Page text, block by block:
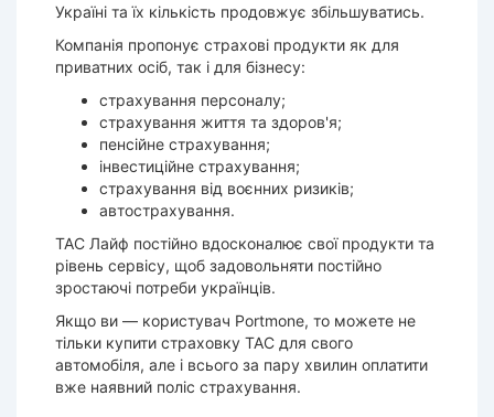
Україні та їх кількість продовжує збільшуватись.
Компанія пропонує страхові продукти як для
приватних осіб, так і для бізнесу:
страхування персоналу;
страхування життя та здоров'я;
пенсійне страхування;
інвестиційне страхування;
страхування від воєнних ризиків;
автострахування.
ТАС Лайф постійно вдосконалює свої продукти та
рівень сервісу, щоб задовольняти постійно
зростаючі потреби українців.
Якщо ви — користувач Portmone, то можете не
тільки купити страховку ТАС для свого
автомобіля, але і всього за пару хвилин оплатити
вже наявний поліс страхування.